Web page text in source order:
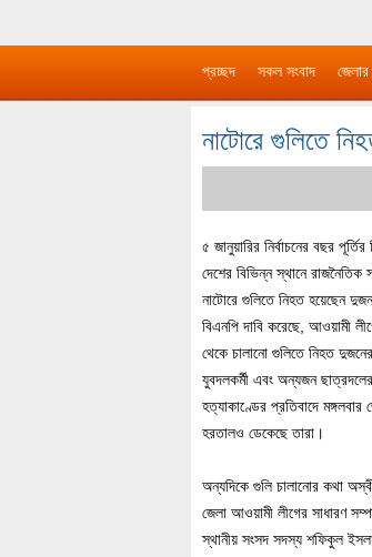
প্রচ্ছদ সকল সংবাদ জেলার
নাটোরে গুলিতে
৫ জানুয়ারির নির্বাচনের বছর
দেশের বিভিন্ন স্থানে রাজনৈতিক
নাটোরে গুলিতে নিহত হয়েছেন
বিএনপি দাবি করেছে, আওয়ামী
থেকে চালানো গুলিতে নিহত
যুবদলকর্মী এবং অন্যজন
হত্যাকাণ্ডের প্রতিবাদে মঙ্গলবার
হরতালও ডেকেছে তারা।
অন্যদিকে গুলি চালানোর কথা
জেলা আওয়ামী লীগের সাধারণ
স্থানীয় সংসদ সদস্য শফিকুল